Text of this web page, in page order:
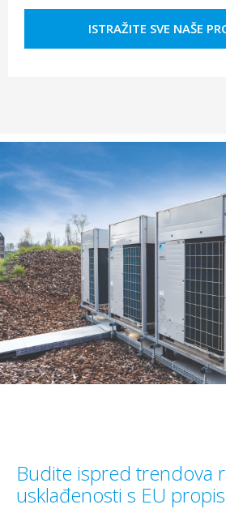
ISTRAŽITE SVE NAŠE
Budite ispred trendova
usklađenosti s EU